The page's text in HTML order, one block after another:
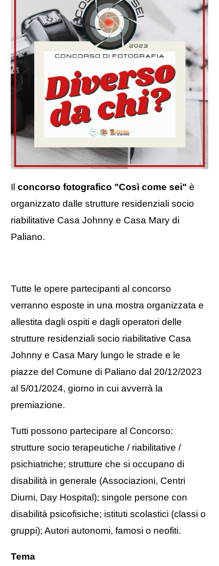
Il concorso fotografico "Così come sei" è
organizzato dalle strutture residenziali socio
riabilitative Casa Johnny e Casa Mary di
Paliano.
Tutte le opere partecipanti al concorso
verranno esposte in una mostra organizzata e
allestita dagli ospiti e dagli operatori delle
strutture residenziali socio riabilitative Casa
Johnny e Casa Mary lungo le strade e le
piazze del Comune di Paliano dal 20/12/2023
al 5/01/2024, giorno in cui avverrà la
premiazione.
Tutti possono partecipare al Concorso:
strutture socio terapeutiche / riabilitative /
psichiatriche; strutture che si occupano di
disabilità in generale (Associazioni, Centri
Diurni, Day Hospital); singole persone con
disabilità psicofisiche; istituti scolastici (classi o
gruppi); Autori autonomi, famosi o neofiti.
Tema